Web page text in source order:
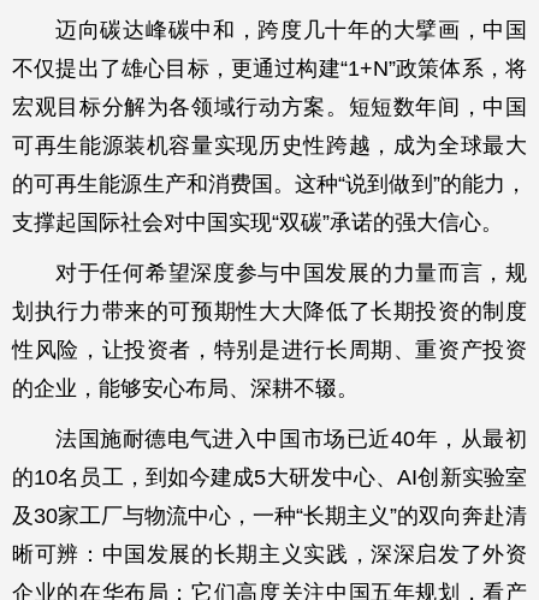
迈向碳达峰碳中和，跨度几十年的大擘画，中国
不仅提出了雄心目标，更通过构建“1+N”政策体系，将
宏观目标分解为各领域行动方案。短短数年间，中国
可再生能源装机容量实现历史性跨越，成为全球最大
的可再生能源生产和消费国。这种“说到做到”的能力，
支撑起国际社会对中国实现“双碳”承诺的强大信心。
对于任何希望深度参与中国发展的力量而言，规
划执行力带来的可预期性大大降低了长期投资的制度
性风险，让投资者，特别是进行长周期、重资产投资
的企业，能够安心布局、深耕不辍。
法国施耐德电气进入中国市场已近40年，从最初
的10名员工，到如今建成5大研发中心、AI创新实验室
及30家工厂与物流中心，一种“长期主义”的双向奔赴清
晰可辨：中国发展的长期主义实践，深深启发了外资
企业的在华布局；它们高度关注中国五年规划，看产